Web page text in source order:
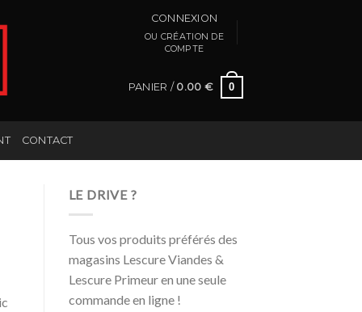
CONNEXION
PANIER / 0.00 € 0
CONTACT
LE DRIVE ?
Tous vos produits préférés des
magasins Lescure Viandes &
Lescure Primeur en une seule
commande en ligne !